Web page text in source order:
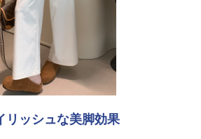
リッシュな美脚効果